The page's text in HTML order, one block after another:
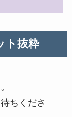
ト抜粋
ちくださ